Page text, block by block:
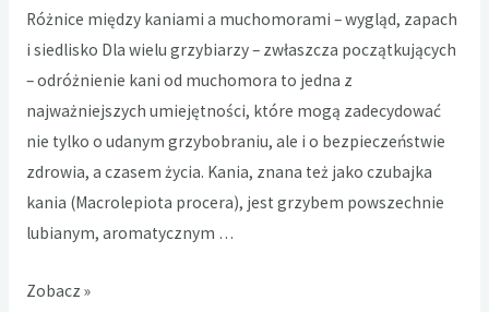
Różnice między kaniami a muchomorami – wygląd, zapach
i siedlisko Dla wielu grzybiarzy – zwłaszcza początkujących
– odróżnienie kani od muchomora to jedna z
najważniejszych umiejętności, które mogą zadecydować
nie tylko o udanym grzybobraniu, ale i o bezpieczeństwie
zdrowia, a czasem życia. Kania, znana też jako czubajka
kania (Macrolepiota procera), jest grzybem powszechnie
lubianym, aromatycznym …
Kanie
Zobacz »